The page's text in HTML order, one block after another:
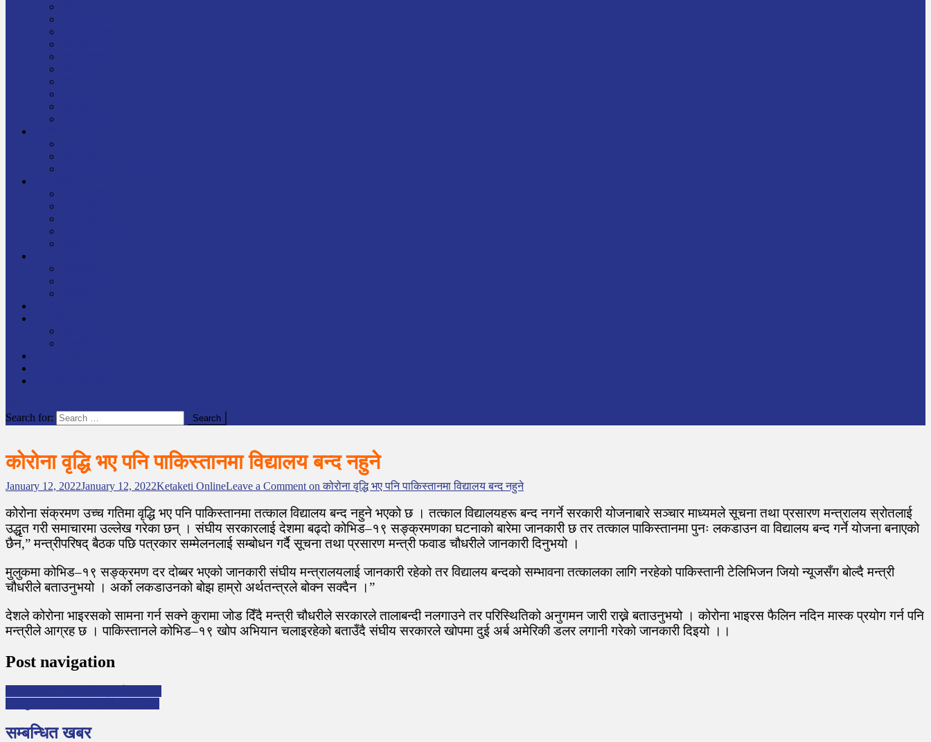
Search for:
कोरोना वृद्धि भए पनि पाकिस्तानमा विद्यालय बन्द नहुने
January 12, 2022January 12, 2022Ketaketi OnlineLeave a Comment on कोरोना वृद्धि भए पनि पाकिस्तानमा विद्यालय बन्द नहुने
कोरोना संक्रमण उच्च गतिमा वृद्धि भए पनि पाकिस्तानमा तत्काल विद्यालय बन्द नहुने भएको छ । तत्काल विद्यालयहरू बन्द नगर्ने सरकारी योजनाबारे सञ्चार माध्यमले सूचना तथा प्रसारण मन्त्रालय स्रोतलाई
उद्धृत गरी समाचारमा उल्लेख गरेका छन् । संघीय सरकारलाई देशमा बढ्दो कोभिड–१९ सङ्क्रमणका घटनाको बारेमा जानकारी छ तर तत्काल पाकिस्तानमा पुनः लकडाउन वा विद्यालय बन्द गर्ने योजना बनाएको
छैन,” मन्त्रीपरिषद् बैठक पछि पत्रकार सम्मेलनलाई सम्बोधन गर्दै सूचना तथा प्रसारण मन्त्री फवाड चौधरीले जानकारी दिनुभयो ।
मुलुकमा कोभिड–१९ सङ्क्रमण दर दोब्बर भएको जानकारी संघीय मन्त्रालयलाई जानकारी रहेको तर विद्यालय बन्दको सम्भावना तत्कालका लागि नरहेको पाकिस्तानी टेलिभिजन जियो न्यूजसँग बोल्दै मन्त्री
चौधरीले बताउनुभयो । अर्को लकडाउनको बोझ हाम्रो अर्थतन्त्रले बोक्न सक्दैन ।”
देशले कोरोना भाइरसको सामना गर्न सक्ने कुरामा जोड दिँदै मन्त्री चौधरीले सरकारले तालाबन्दी नलगाउने तर परिस्थितिको अनुगमन जारी राख्ने बताउनुभयो । कोरोना भाइरस फैलिन नदिन मास्क प्रयोग गर्न पनि
मन्त्रीले आग्रह छ । पाकिस्तानले कोभिड–१९ खोप अभियान चलाइरहेको बताउँदै संघीय सरकारले खोपमा दुई अर्ब अमेरिकी डलर लगानी गरेको जानकारी दिइयो ।।
Post navigation
सम्बन्धित खबर